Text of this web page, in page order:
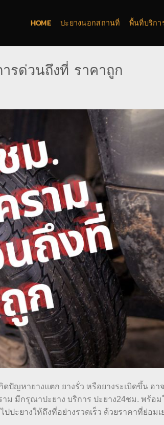
HOME ปะยางนอกสถานที่ พื้นที่บริก
รด่วนถึงที่ ราคาถูก
ญหายางแตก ยางรั่ว หรือยางระเบิดขึ้น อา
ม มีกรุณาปะยาง บริการ ปะยาง24ชม. พร้อม
ปะยางให้ถึงที่อย่างรวดเร็ว ด้วยราคาที่ย่อมเ